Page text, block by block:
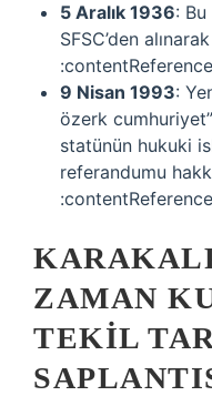
5 Aralık 1936:
SFSC’den
9 Nisan 1993:
özerk
statünün hukuki
referandumu
ZAMAN
TEKIL